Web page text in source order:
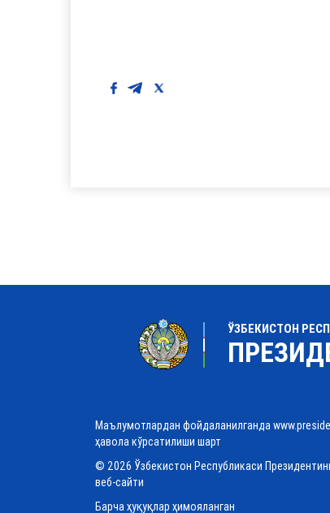
ЎЗБЕКИСТОН
Маълумотлардан фойдаланилганда
ҳавола кўрсатилиши шарт
© 2026 Ўзбекистон Республикаси
веб-сайти
Барча ҳуқуқлар ҳимояланган